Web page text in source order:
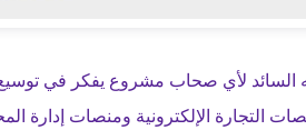
السائد لأي صحاب مشروع يفكر في
التجارة الإلكترونية ومنصات إدارة